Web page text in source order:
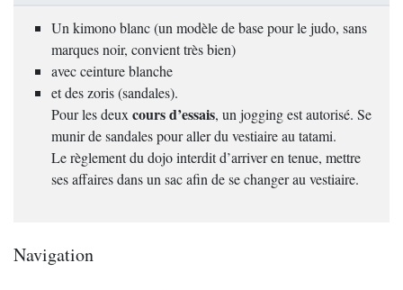
Un kimono blanc (un modèle de base pour le judo, sans
marques noir, convient très bien)
avec ceinture blanche
et des zoris (sandales).
Pour les deux cours d’essais, un jogging est autorisé. Se
munir de sandales pour aller du vestiaire au tatami.
Le règlement du dojo interdit d’arriver en tenue, mettre
ses affaires dans un sac afin de se changer au vestiaire.
Navigation